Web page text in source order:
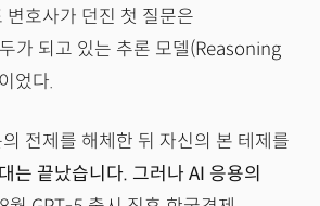
변호사가 던진 첫 질문은
가 되고 있는 추론 모델(Reasoning
었다.
전제를 해체한 뒤 자신의 본 테제를
는 끝났습니다. 그러나 AI 응용의